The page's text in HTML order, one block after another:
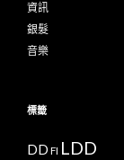
資訊
銀髮
音樂
標籤
DD FI LDD